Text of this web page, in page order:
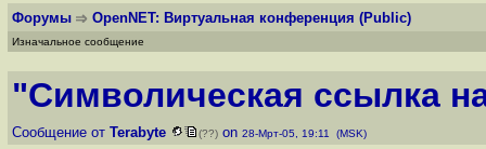
Форумы OpenNET: Виртуальная конференция (Public)
Изначальное сообщение
"Символическая ссылка
Сообщение от Terabyte (??) on 28-Мрт-05, 19:11 (MSK)